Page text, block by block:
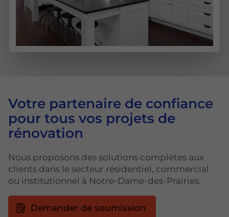
Votre partenaire de confiance
pour tous vos projets de
rénovation
Nous proposons des solutions complètes aux
clients dans le secteur résidentiel, commercial
ou institutionnel à Notre-Dame-des-Prairies.
Demander de soumission